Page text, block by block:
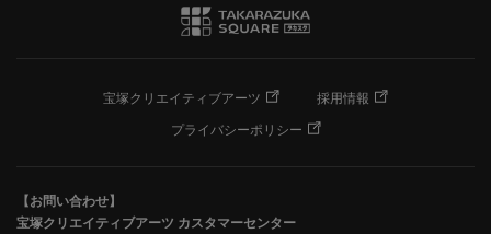
宝塚クリエイティブアーツ
採用情報
プライバシーポリシー
【お問い合わせ】
宝塚クリエイティブアーツ カスタマーセンター